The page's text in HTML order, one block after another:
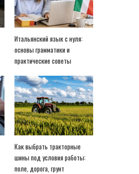
Итальянский язык с нуля:
основы грамматики и
практические советы
Как выбрать тракторные
шины под условия работы:
поле, дорога, грунт